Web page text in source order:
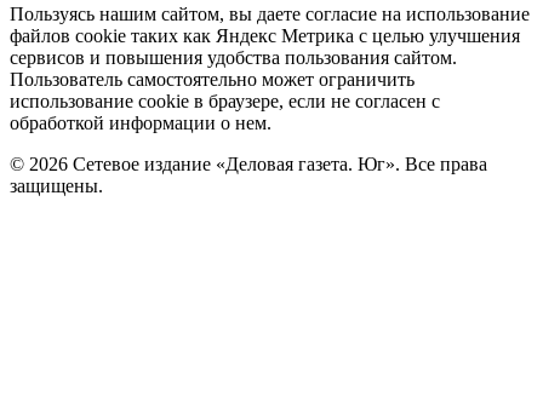
Политика
cookie
Пользуясь нашим сайтом, вы даете согласие на использование
файлов cookie таких как Яндекс Метрика с целью улучшения
сервисов и повышения удобства пользования сайтом.
Пользователь самостоятельно может ограничить
использование cookie в браузере, если не согласен с
обработкой информации о нем.
© 2026 Сетевое издание «Деловая газета. Юг». Все права
защищены.